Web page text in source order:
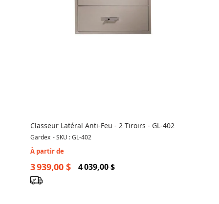
Classeur Latéral Anti-Feu - 2 Tiroirs - GL-402
Gardex -SKU : GL-402
À partir de
3 939,00 $ 4 039,00 $